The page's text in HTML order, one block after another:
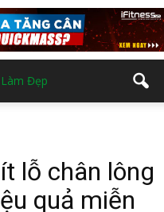
lỗ chân lông
quả miễn